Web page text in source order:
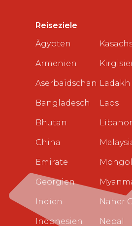
Reiseziele
Ägypten
Armenien
Aserbaidschan
Bangladesch
Bhutan
China
Emirate
Georgien
Indien
Indonesien
Ladakh
Laos
Naher
Nepal